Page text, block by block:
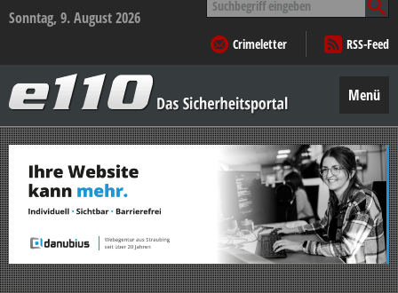
Sonntag, 9. August 2026
nach:
Crimeletter
RSS-Feed
–
Das
Sicherheitsportal
Menü
Zum
Inhalt
springen